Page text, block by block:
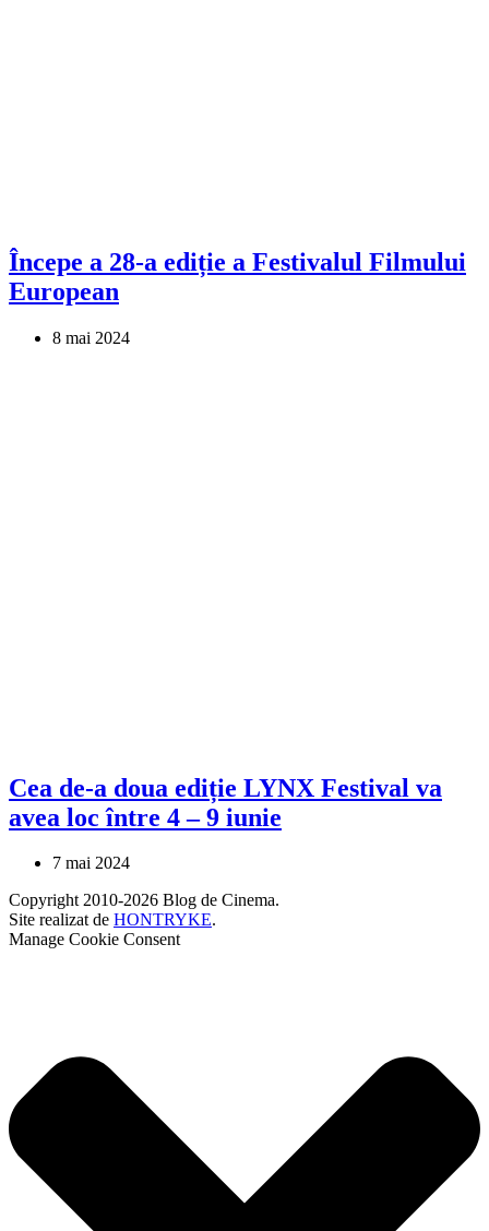
Începe a 28-a ediție a Festivalul Filmului
European
8 mai 2024
Cea de-a doua ediție LYNX Festival va
avea loc între 4 – 9 iunie
7 mai 2024
Copyright 2010-2026 Blog de Cinema.
Site realizat de HONTRYKE.
Manage Cookie Consent